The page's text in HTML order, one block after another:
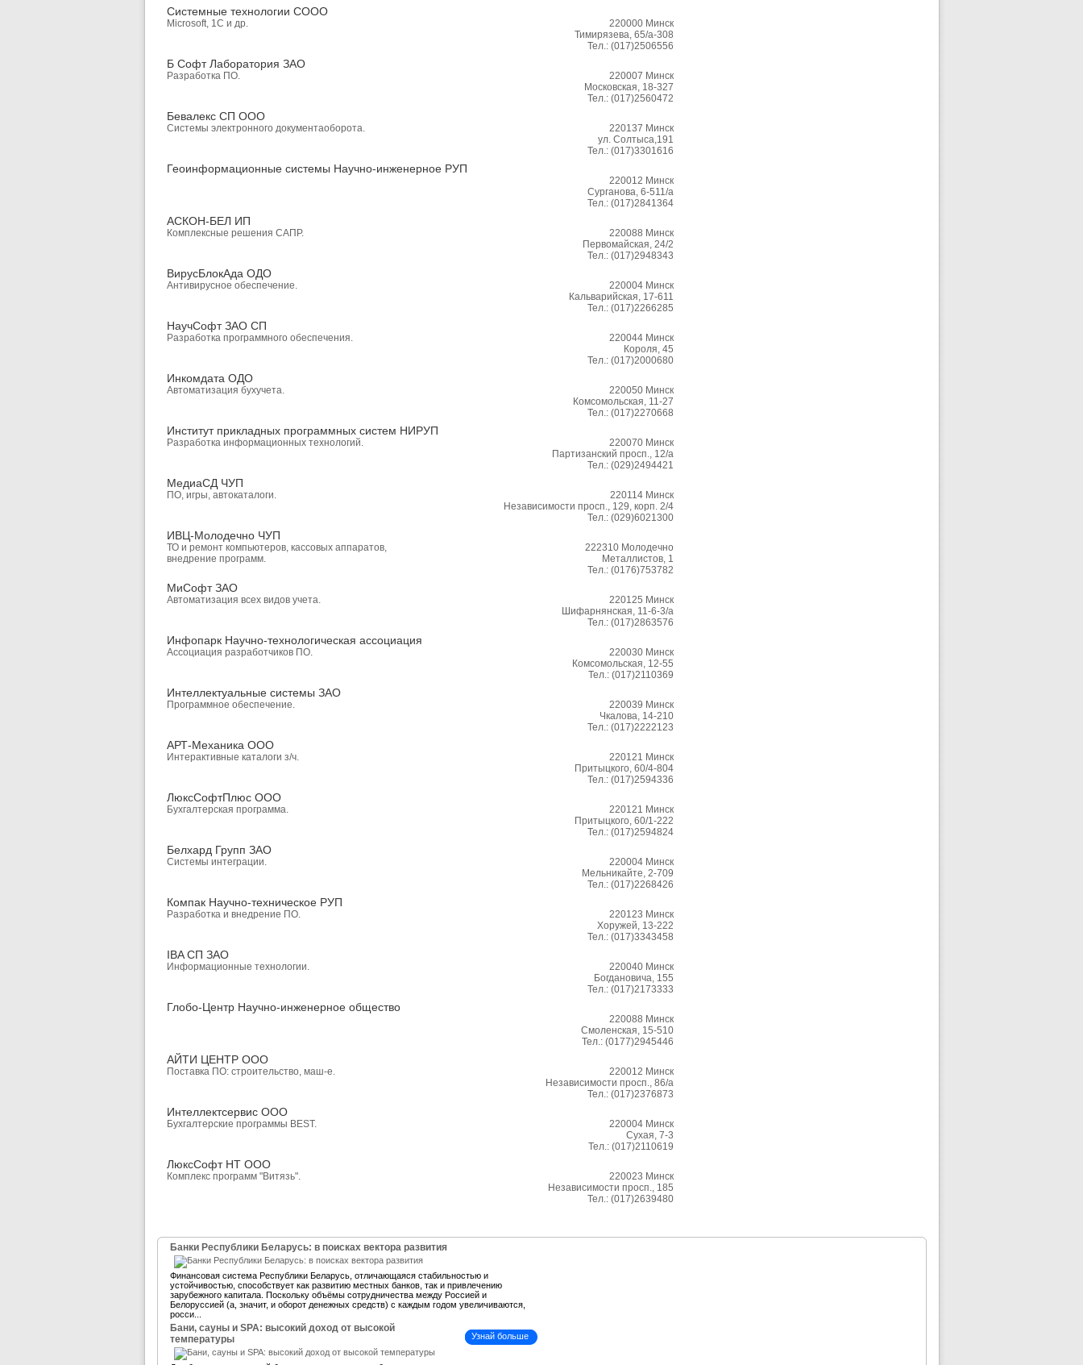
Системные технологии СООО
Microsoft, 1C и др. 220000 Минск
Тимирязева, 65/а-308
Тел.: (017)2506556
Б Софт Лаборатория ЗАО
Разработка ПО. 220007 Минск
Московская, 18-327
Тел.: (017)2560472
Бевалекс СП ООО
Системы электронного документаоборота. 220137 Минск
ул. Солтыса,191
Тел.: (017)3301616
Геоинформационные системы Научно-инженерное РУП
220012 Минск
Сурганова, 6-511/а
Тел.: (017)2841364
АСКОН-БЕЛ ИП
Комплексные решения САПР. 220088 Минск
Первомайская, 24/2
Тел.: (017)2948343
ВирусБлокАда ОДО
Антивирусное обеспечение. 220004 Минск
Кальварийская, 17-611
Тел.: (017)2266285
НаучСофт ЗАО СП
Разработка программного обеспечения. 220044 Минск
Короля, 45
Тел.: (017)2000680
Инкомдата ОДО
Автоматизация бухучета. 220050 Минск
Комсомольская, 11-27
Тел.: (017)2270668
Институт прикладных программных систем НИРУП
Разработка информационных технологий. 220070 Минск
Партизанский просп., 12/а
Тел.: (029)2494421
МедиаСД ЧУП
ПО, игры, автокаталоги. 220114 Минск
Независимости просп., 129, корп. 2/4
Тел.: (029)6021300
ИВЦ-Молодечно ЧУП
ТО и ремонт компьютеров, кассовых аппаратов,
внедрение программ.
222310 Молодечно
Металлистов, 1
Тел.: (0176)753782
МиСофт ЗАО
Автоматизация всех видов учета. 220125 Минск
Шифарнянская, 11-6-3/а
Тел.: (017)2863576
Инфопарк Научно-технологическая ассоциация
Ассоциация разработчиков ПО. 220030 Минск
Комсомольская, 12-55
Тел.: (017)2110369
Интеллектуальные системы ЗАО
Программное обеспечение. 220039 Минск
Чкалова, 14-210
Тел.: (017)2222123
АРТ-Механика ООО
Интерактивные каталоги з/ч. 220121 Минск
Притыцкого, 60/4-804
Тел.: (017)2594336
ЛюксСофтПлюс ООО
Бухгалтерская программа. 220121 Минск
Притыцкого, 60/1-222
Тел.: (017)2594824
Белхард Групп ЗАО
Системы интеграции. 220004 Минск
Мельникайте, 2-709
Тел.: (017)2268426
Компак Научно-техническое РУП
Разработка и внедрение ПО. 220123 Минск
Хоружей, 13-222
Тел.: (017)3343458
IBA СП ЗАО
Информационные технологии. 220040 Минск
Богдановича, 155
Тел.: (017)2173333
Глобо-Центр Научно-инженерное общество
220088 Минск
Смоленская, 15-510
Тел.: (0177)2945446
АЙТИ ЦЕНТР ООО
Поставка ПО: строительство, маш-е. 220012 Минск
Независимости просп., 86/а
Тел.: (017)2376873
Интеллектсервис ООО
Бухгалтерские программы BEST. 220004 Минск
Сухая, 7-3
Тел.: (017)2110619
ЛюксСофт НТ ООО
Комплекс программ "Витязь". 220023 Минск
Независимости просп., 185
Тел.: (017)2639480
Банки Республики Беларусь: в поисках вектора развития
Финансовая система Республики Беларусь, отличающаяся стабильностью и
устойчивостью, способствует как развитию местных банков, так и привлечению
зарубежного капитала. Поскольку объёмы сотрудничества между Россией и
Белоруссией (а, значит, и оборот денежных средств) с каждым годом увеличиваются,
росси...
Узнай больше
Бани, сауны и SPA: высокий доход от высокой
температуры